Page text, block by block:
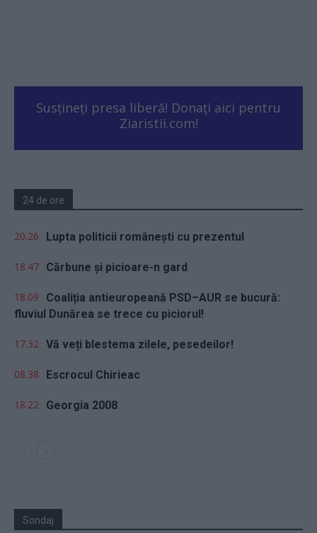
Susțineți presa liberă! Donați aici pentru
Ziaristii.com!
24 de ore
20.26 Lupta politicii românești cu prezentul
18.47 Cărbune și picioare-n gard
18.09
Coaliția antieuropeană PSD–AUR se bucură:
fluviul Dunărea se trece cu piciorul!
17.32 Vă veți blestema zilele, pesedeilor!
08.38 Escrocul Chirieac
18.22 Georgia 2008
Sondaj